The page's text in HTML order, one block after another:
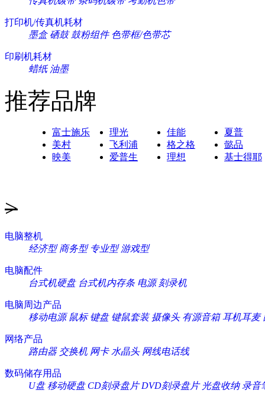
打印机/传真机耗材
墨盒 硒鼓 鼓粉组件 色带框/色带芯
印刷机耗材
蜡纸 油墨
推荐品牌
富士施乐 理光 佳能
夏普
美村
飞利浦 格之格
懿品
映美
爱普生 理想 基士得耶
>
电脑整机
经济型 商务型 专业型 游戏型
电脑配件
台式机硬盘 台式机内存条 电源 刻录机
电脑周边产品
移动电源 鼠标 键盘 键鼠套装 摄像头 有源音箱 耳机耳麦
网络产品
路由器 交换机 网卡 水晶头 网线电话线
数码储存用品
U盘 移动硬盘 CD刻录盘片 DVD刻录盘片 光盘收纳 录音